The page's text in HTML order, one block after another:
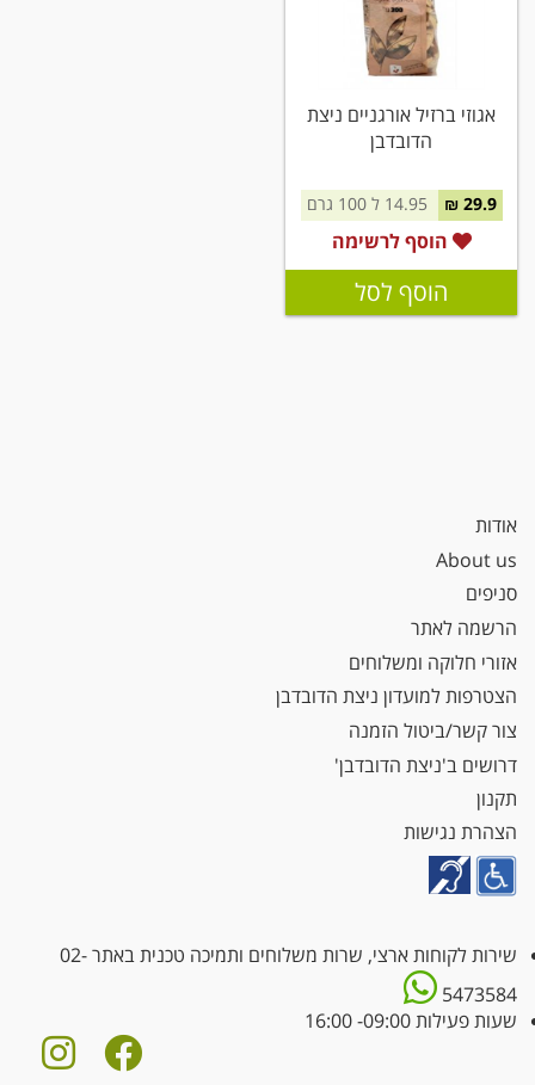
אגוזי ברזיל אורגניים ניצת
הדובדבן
29.9 ₪
הוסף לרשימה
הוסף לסל
אודות
About us
סניפים
הרשמה לאתר
אזורי חלוקה ומשלוחים
הצטרפות למועדון ניצת הדובדבן
צור קשר/ביטול הזמנה
דרושים ב'ניצת הדובדבן'
תקנון
הצהרת נגישות
שירות לקוחות ארצי, שרות משלוחים ותמיכה טכנית באתר02-
5473584
שעות פעילות 09:00- 16:00